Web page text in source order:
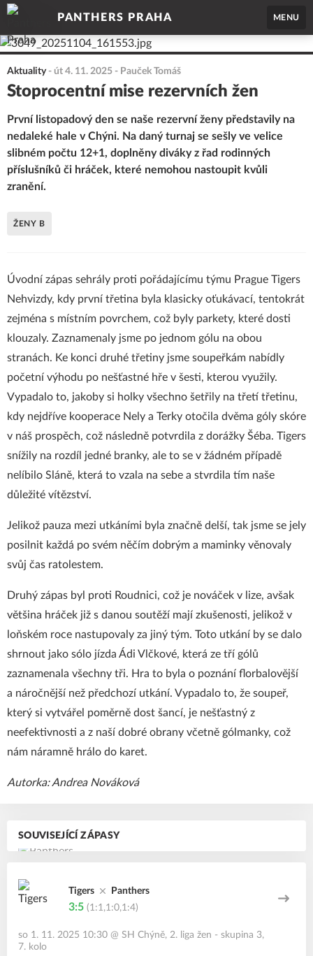
PANTHERS PRAHA MENU
SOUVISEJÍCÍ ZÁPASY
Tigers Panthers
3:5 (1:1,1:0,1:4)
so 1. 11. 2025 10:30 @ SH Chýně, 2. liga žen - skupina 3,
7. kolo
Aktuality - út 4. 11. 2025 - Pauček Tomáš
Stoprocentní mise rezervních žen
První listopadový den se naše rezervní ženy představily na
nedaleké hale v Chýni. Na daný turnaj se sešly ve velice
slibném počtu 12+1, doplněny diváky z řad rodinných
příslušníků či hráček, které nemohou nastoupit kvůli
zranění.
ŽENY B
Úvodní zápas sehrály proti pořádajícímu týmu Prague Tigers
Nehvizdy, kdy první třetina byla klasicky oťukávací, tentokrát
zejména s místním povrchem, což byly parkety, které dosti
klouzaly. Zaznamenaly jsme po jednom gólu na obou
stranách. Ke konci druhé třetiny jsme soupeřkám nabídly
početní výhodu po nešťastné hře v šesti, kterou využily.
Vypadalo to, jakoby si holky všechno šetřily na třetí třetinu,
kdy nejdříve kooperace Nely a Terky otočila dvěma góly skóre
v náš prospěch, což následně potvrdila z dorážky Šéba. Tigers
snížily na rozdíl jedné branky, ale to se v žádném případě
nelíbilo Sláně, která to vzala na sebe a stvrdila tím naše
důležité vítězství.
Jelikož pauza mezi utkáními byla značně delší, tak jsme se jely
posilnit každá po svém něčím dobrým a maminky věnovaly
svůj čas ratolestem.
Druhý zápas byl proti Roudnici, což je nováček v lize, avšak
většina hráček již s danou soutěží mají zkušenosti, jelikož v
loňském roce nastupovaly za jiný tým. Toto utkání by se dalo
shrnout jako sólo jízda Ádi Vlčkové, která ze tří gólů
zaznamenala všechny tři. Hra to byla o poznání florbalovější
a náročnější než předchozí utkání. Vypadalo to, že soupeř,
který si vytvářel poměrně dost šancí, je nešťastný z
neefektivnosti a z naší dobré obrany včetně gólmanky, což
nám náramně hrálo do karet.
Autorka: Andrea Nováková